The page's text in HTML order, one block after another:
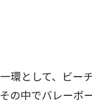
環として、ビー
の中でバレー